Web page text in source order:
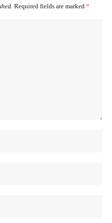
Required fields are marked *